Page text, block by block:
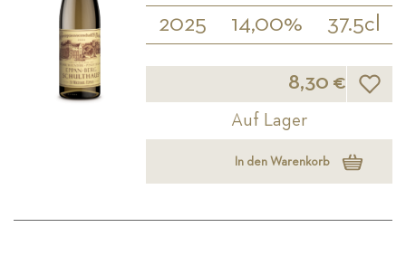
2025 14,00% 37.5cl
8,30 €
Auf Lager
In den Warenkorb